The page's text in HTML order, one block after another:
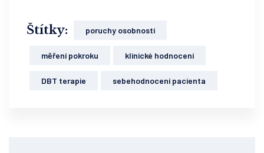
Štítky: poruchy osobnosti
měření pokroku klinické hodnocení
DBT terapie sebehodnocení pacienta